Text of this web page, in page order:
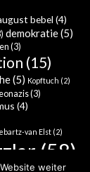
bebel (4)
demokratie(5)
(3)
(15)
(5) Kopftuch (2)
(3)
(4)
van Elst (2)
(58)
weiter